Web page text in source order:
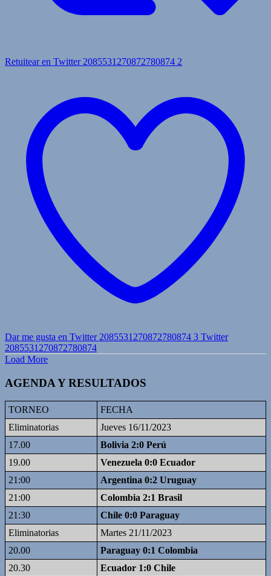
Retuitear en Twitter 2085531270872780874 2
Dar me gusta en Twitter 2085531270872780874 3 Twitter
2085531270872780874
Load More
AGENDA Y RESULTADOS
TORNEO
FECHA
Eliminatorias
Jueves 16/11/2023
17.00
Bolivia 2:0 Perú
19.00
Venezuela 0:0 Ecuador
21:00
Argentina 0:2 Uruguay
21:00
Colombia 2:1 Brasil
21:30
Chile 0:0 Paraguay
Eliminatorias
Martes 21/11/2023
20.00
Paraguay 0:1 Colombia
20.30
Ecuador 1:0 Chile